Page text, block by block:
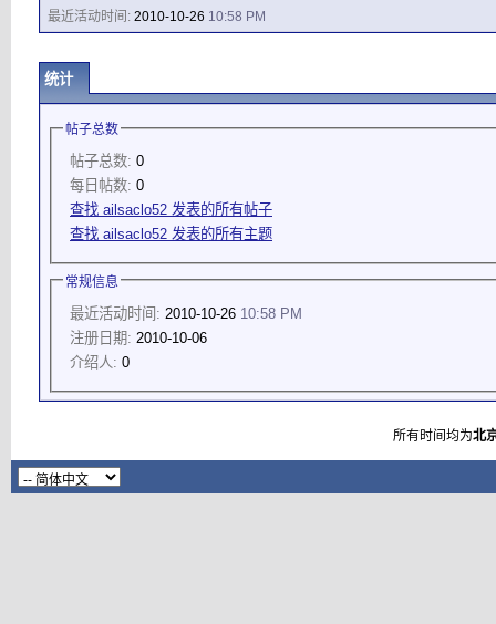
最近活动时间: 2010-10-26 10:58 PM
统计
帖子总数
帖子总数: 0
每日帖数: 0
查找 ailsaclo52 发表的所有帖子
查找 ailsaclo52 发表的所有主题
常规信息
最近活动时间: 2010-10-26 10:58 PM
注册日期: 2010-10-06
介绍人: 0
所有时间均为北